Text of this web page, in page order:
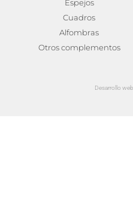
Espejos
Cuadros
Alfombras
Otros complementos
Desarrollo